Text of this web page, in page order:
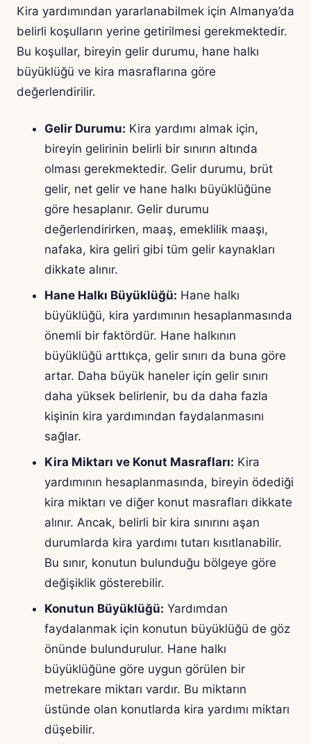
Kira yardımından yararlanabilmek için Almanya’da
belirli koşulların yerine getirilmesi gerekmektedir.
Bu koşullar, bireyin gelir durumu, hane halkı
büyüklüğü ve kira masraflarına göre
değerlendirilir.
Gelir Durumu: Kira yardımı almak için,
bireyin gelirinin belirli bir sınırın altında
olması gerekmektedir. Gelir durumu, brüt
gelir, net gelir ve hane halkı büyüklüğüne
göre hesaplanır. Gelir durumu
değerlendirirken, maaş, emeklilik maaşı,
nafaka, kira geliri gibi tüm gelir kaynakları
dikkate alınır.
Hane Halkı Büyüklüğü: Hane halkı
büyüklüğü, kira yardımının hesaplanmasında
önemli bir faktördür. Hane halkının
büyüklüğü arttıkça, gelir sınırı da buna göre
artar. Daha büyük haneler için gelir sınırı
daha yüksek belirlenir, bu da daha fazla
kişinin kira yardımından faydalanmasını
sağlar.
Kira Miktarı ve Konut Masrafları: Kira
yardımının hesaplanmasında, bireyin ödediği
kira miktarı ve diğer konut masrafları dikkate
alınır. Ancak, belirli bir kira sınırını aşan
durumlarda kira yardımı tutarı kısıtlanabilir.
Bu sınır, konutun bulunduğu bölgeye göre
değişiklik gösterebilir.
Konutun Büyüklüğü: Yardımdan
faydalanmak için konutun büyüklüğü de göz
önünde bulundurulur. Hane halkı
büyüklüğüne göre uygun görülen bir
metrekare miktarı vardır. Bu miktarın
üstünde olan konutlarda kira yardımı miktarı
düşebilir.